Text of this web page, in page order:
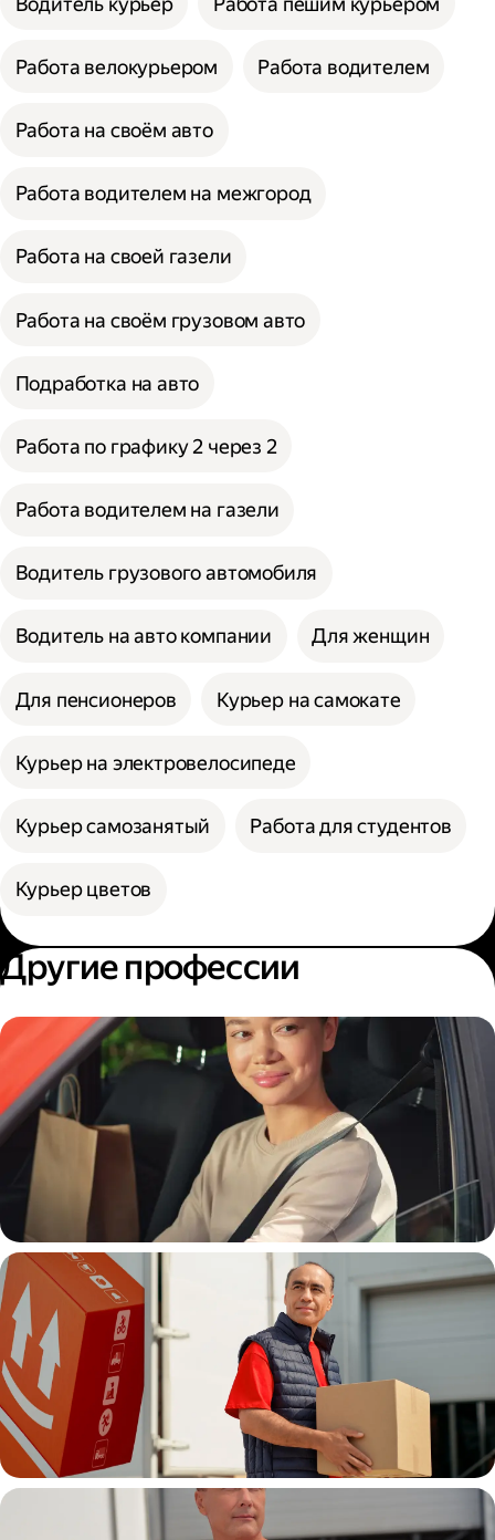
Работа велокурьером Работа водителем
Работа на своём авто
Работа водителем на межгород
Работа на своей газели
Работа на своём грузовом авто
Подработка на авто
Работа по графику 2 через 2
Работа водителем на газели
Водитель грузового автомобиля
Водитель на авто компании Для женщин
Для пенсионеров Курьер на самокате
Курьер на электровелосипеде
Курьер самозанятый Работа для студентов
Курьер цветов
Другие профессии
Автокурьер
Водитель грузовой машины